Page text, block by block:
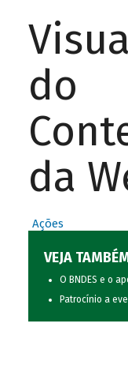
do
da
Ações
VEJA
O BNDES e o
Patrocínio a